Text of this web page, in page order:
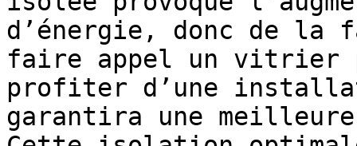
d’énergie, donc de la
faire appel un vitrier
profiter d’une
garantira une